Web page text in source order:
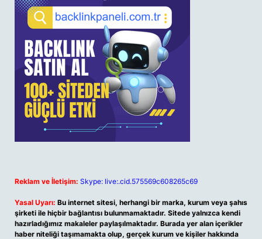
Reklam ve İletişim: Skype: live:.cid.575569c608265c69
Yasal Uyarı: Bu internet sitesi, herhangi bir marka, kurum veya şahıs
şirketi ile hiçbir bağlantısı bulunmamaktadır. Sitede yalnızca kendi
hazırladığımız makaleler paylaşılmaktadır. Burada yer alan içerikler
haber niteliği taşımamakta olup, gerçek kurum ve kişiler hakkında